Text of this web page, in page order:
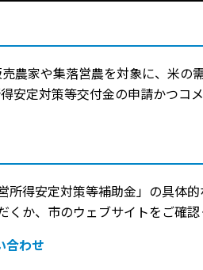
農家や集落営農を対象に、米
安定対策等交付金の申請かつコ
所得安定対策等補助金」の具体
くか、市のウェブサイトをご確認
合わせ